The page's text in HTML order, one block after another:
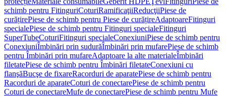
schimb pentru FitinguriCoturiRamificaţiiReducţiiPiese de
curățirePiese de schimb pentru Piese de curățireAdaptoareFitinguri
specialePiese de schimb pentru Fitinguri specialeFitinguri
SuperTubeCoturiFitinguri specialeConexiuniPiese de schimb pentru
ConexiuniÎmbinări prin sudurăÎmbinări prin mufarePiese de schimb
pentru Îmbinări prin mufareAdaptoare la alte materialeÎmbinări
filetatePiese de schimb pentru Îmbinări filetateConexiuni cu
flanşăBucşe de fixareRacorduri de aparatePiese de schimb pentru
Racorduri de aparateCoturi de conectarePiese de schimb pentru
Coturi de conectareMufe de conectarePiese de schimb pentru Mufe